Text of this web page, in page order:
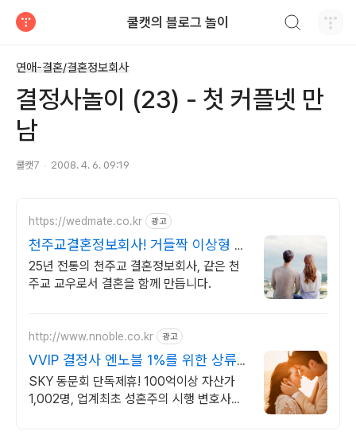
쿨캣의 블로그 놀이
연애-결혼/결혼정보회사
결정사놀이 (23) - 첫 커플넷 만
남
쿨캣7 2008. 4. 6. 09:19
https://wedmate.co.kr 광고
천주교결혼정보회사! 거들짝 이상형 프
로필 무료 받아보기
25년 전통의 천주교 결혼정보회사, 같은 천
주교 교우로서 결혼을 함께 만듭니다.
http://www.nnoble.co.kr 광고
VVIP 결정사 엔노블 1%를 위한 상류
층 결정사
SKY 동문회 단독제휴! 100억이상 자산가
1,002명, 업계최초 성혼주의 시행 변호사검